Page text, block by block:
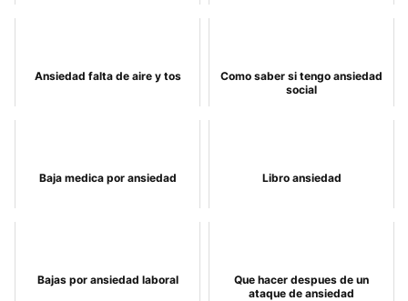
Ansiedad falta de aire y tos
Como saber si tengo ansiedad
social
Baja medica por ansiedad Libro ansiedad
Bajas por ansiedad laboral
Que hacer despues de un
ataque de ansiedad